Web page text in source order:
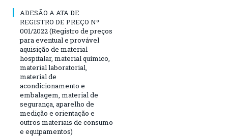
ADESÃO A ATA DE
REGISTRO DE PREÇO Nº
001/2022 (Registro de preços
para eventual e provável
aquisição de material
hospitalar, material químico,
material laboratorial,
material de
acondicionamento e
embalagem, material de
segurança, aparelho de
medição e orientação e
outros materiais de consumo
e equipamentos)